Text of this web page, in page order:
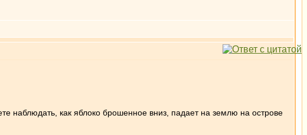
наблюдать, как яблоко брошенное вниз, падает на землю на острове